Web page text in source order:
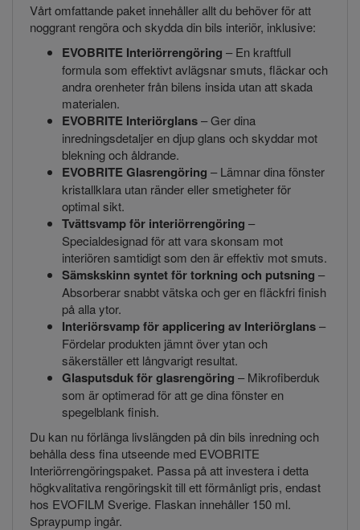
Vårt omfattande paket innehåller allt du behöver för att
noggrant rengöra och skydda din bils interiör, inklusive:
EVOBRITE Interiörrengöring – En kraftfull
formula som effektivt avlägsnar smuts, fläckar och
andra orenheter från bilens insida utan att skada
materialen.
EVOBRITE Interiörglans– Ger dina
inredningsdetaljer en djup glans och skyddar mot
blekning och åldrande.
EVOBRITE Glasrengöring – Lämnar dina fönster
kristallklara utan ränder eller smetigheter för
optimal sikt.
Tvättsvamp för interiörrengöring –
Specialdesignad för att vara skonsam mot
interiören samtidigt som den är effektiv mot smuts.
Sämskskinn syntet för torkning och putsning –
Absorberar snabbt vätska och ger en fläckfri finish
på alla ytor.
Interiörsvamp för applicering av Interiörglans–
Fördelar produkten jämnt över ytan och
säkerställer ett långvarigt resultat.
Glasputsduk för glasrengöring – Mikrofiberduk
som är optimerad för att ge dina fönster en
spegelblank finish.
Du kan nu förlänga livslängden på din bils inredning och
behålla dess fina utseende med EVOBRITE
Interiörrengöringspaket. Passa på att investera i detta
högkvalitativa rengöringskit till ett förmånligt pris, endast
hos EVOFILM Sverige. Flaskan innehåller 150 ml.
Spraypump ingår.